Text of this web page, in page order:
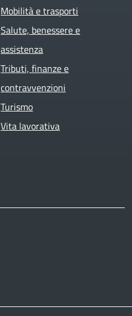
Mobilità e trasporti
Salute, benessere e
assistenza
Tributi, finanze e
contravvenzioni
Turismo
Vita lavorativa